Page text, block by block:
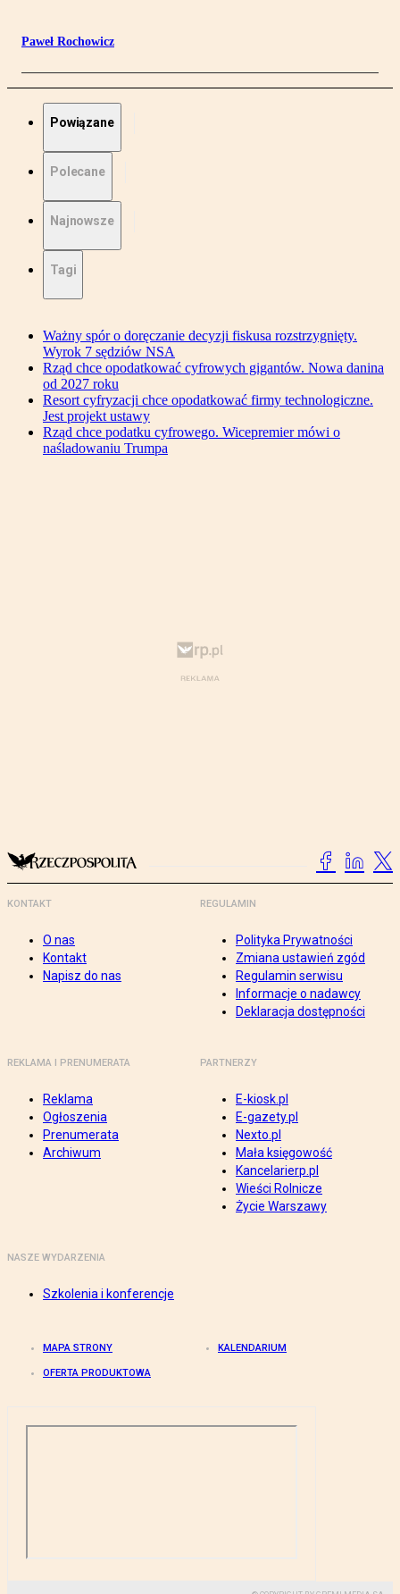
Paweł Rochowicz
Powiązane
Polecane
Najnowsze
Tagi
Ważny spór o doręczanie decyzji fiskusa rozstrzygnięty.
Wyrok 7 sędziów NSA
Rząd chce opodatkować cyfrowych gigantów. Nowa danina
od 2027 roku
Resort cyfryzacji chce opodatkować firmy technologiczne.
Jest projekt ustawy
Rząd chce podatku cyfrowego. Wicepremier mówi o
naśladowaniu Trumpa
KONTAKT
O nas
Kontakt
Napisz do nas
REGULAMIN
Polityka Prywatności
Zmiana ustawień zgód
Regulamin serwisu
Informacje o nadawcy
Deklaracja dostępności
REKLAMA I PRENUMERATA
Reklama
Ogłoszenia
Prenumerata
Archiwum
PARTNERZY
E-kiosk.pl
E-gazety.pl
Nexto.pl
Mała księgowość
Kancelarierp.pl
Wieści Rolnicze
Życie Warszawy
NASZE WYDARZENIA
Szkolenia i konferencje
MAPA STRONY KALENDARIUM
OFERTA PRODUKTOWA